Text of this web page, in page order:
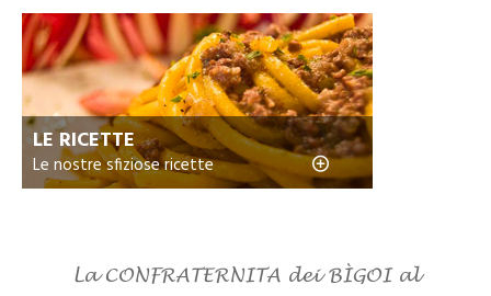
LE RICETTE
Le nostre sfiziose ricette
La CONFRATERNITA dei BÌGOI al